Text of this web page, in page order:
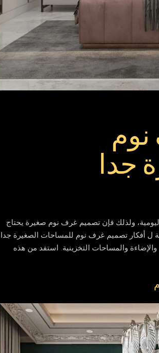
جدا
ولذلك فإن تصميم غرف نوم صغيرة يحتاج
ل أفكار تصميم غرف نوم للمساحات الصغيرة جدا
والمساحات التخزينية. استفد من هذه